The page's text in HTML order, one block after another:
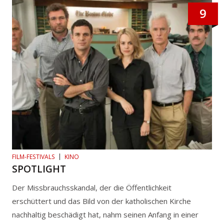
9
FILM-FESTIVALS KINO
SPOTLIGHT
Der Missbrauchsskandal, der die Öffentlichkeit
erschüttert und das Bild von der katholischen Kirche
nachhaltig beschädigt hat, nahm seinen Anfang in einer